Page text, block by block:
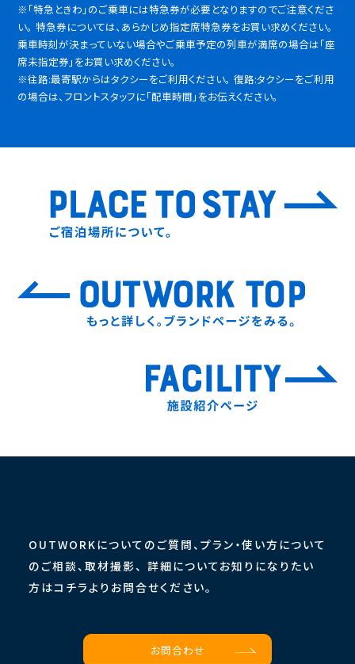
2
※「特急ときわ」のご乗車には特急券が必要となりますのでご注意くださ
い。 特急券については、あらかじめ指定席特急券をお買い求めください。
乗車時刻が決まっていない場合やご乗車予定の列車が満席の場合は「座
席未指定券」をお買い求めください。
※往路:最寄駅からはタクシーをご利用ください。 復路:タクシーをご利用
の場合は、フロントスタッフに「配車時間」をお伝えください。
OUTWORKについてのご質問、プラン・使い方について
のご相談、取材撮影、 詳細についてお知りになりたい
方はコチラよりお問合せください。
お問合わせ